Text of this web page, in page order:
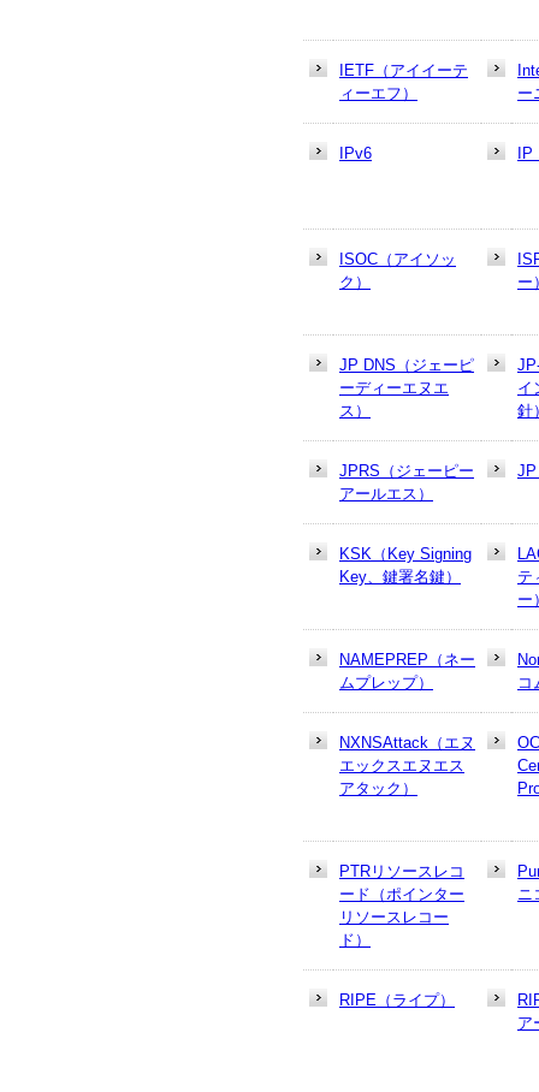
IETF（アイイーテ
ィーエフ）
ー
IPv6
ISOC（アイソッ
ク）
ー
JP DNS（ジェーピ
ーディーエヌエ
ス）
イ
針
JPRS（ジェーピー
アールエス）
JP
KSK（Key Signing
Key、鍵署名鍵）
テ
ー
NAMEPREP（ネー
ムプレップ）
コ
NXNSAttack（エヌ
エックスエヌエス
アタック）
PTRリソースレコ
ード（ポインター
リソースレコー
ド）
ニ
RIPE（ライプ）
ア